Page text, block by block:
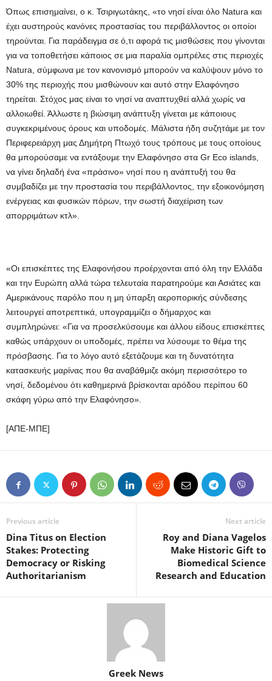
Όπως επισημαίνει, ο κ. Τσιριγωτάκης, «το νησί είναι όλο Natura και
έχει αυστηρούς κανόνες προστασίας του περιβάλλοντος οι οποίοι
τηρούνται. Για παράδειγμα σε ό,τι αφορά τις μισθώσεις που γίνονται
για να τοποθετήσει κάποιος σε μια παραλία ομπρέλες στις περιοχές
Natura, σύμφωνα με τον κανονισμό μπορούν να καλύψουν μόνο το
30% της περιοχής που μισθώνουν και αυτό στην Ελαφόνησο
τηρείται. Στόχος μας είναι το νησί να αναπτυχθεί αλλά χωρίς να
αλλοιωθεί. Άλλωστε η βιώσιμη ανάπτυξη γίνεται με κάποιους
συγκεκριμένους όρους και υποδομές. Μάλιστα ήδη συζητάμε με τον
Περιφερειάρχη μας Δημήτρη Πτωχό τους τρόπους με τους οποίους
θα μπορούσαμε να εντάξουμε την Ελαφόνησο στα Gr Eco islands,
να γίνει δηλαδή ένα «πράσινο» νησί που η ανάπτυξή του θα
συμβαδίζει με την προστασία του περιβάλλοντος, την εξοικονόμηση
ενέργειας και φυσικών πόρων, την σωστή διαχείριση των
απορριμάτων κτλ».
«Οι επισκέπτες της Ελαφονήσου προέρχονται από όλη την Ελλάδα
και την Ευρώπη αλλά τώρα τελευταία παρατηρούμε και Ασιάτες και
Αμερικάνους παρόλο που η μη ύπαρξη αεροπορικής σύνδεσης
λειτουργεί αποτρεπτικά, υπογραμμίζει ο δήμαρχος και
συμπληρώνει: «Για να προσελκύσουμε και άλλου είδους επισκέπτες
καθώς υπάρχουν οι υποδομές, πρέπει να λύσουμε το θέμα της
πρόσβασης. Για το λόγο αυτό εξετάζουμε και τη δυνατότητα
κατασκευής μαρίνας που θα αναβάθμιζε ακόμη περισσότερο το
νησί, δεδομένου ότι καθημερινά βρίσκονται αρόδου περίπου 60
σκάφη γύρω από την Ελαφόνησο».
[ΑΠΕ-ΜΠΕ]
Previous article
Dina Titus on Election
Stakes: Protecting
Democracy or Risking
Authoritarianism
Next article
Roy and Diana Vagelos
Make Historic Gift to
Biomedical Science
Research and Education
Greek News